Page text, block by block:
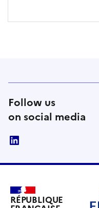
Follow us
on social media
RÉPUBLIQUE